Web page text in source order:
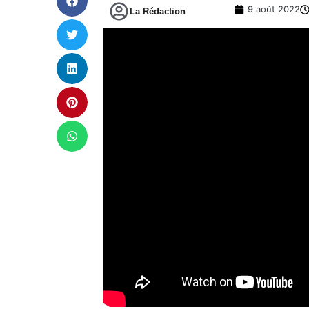
La Rédaction 9 août 2022